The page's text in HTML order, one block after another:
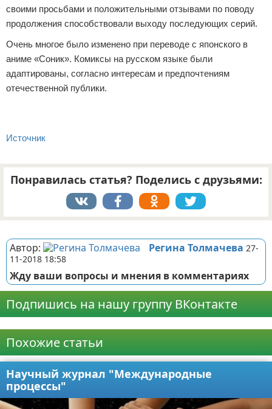
своими просьбами и положительными отзывами по поводу
продолжения способствовали выходу последующих серий.
Очень многое было изменено при переводе с японского в
аниме «Соник». Комиксы на русском языке были
адаптированы, согласно интересам и предпочтениям
отечественной публики.
Источник
Понравилась статья? Поделись с друзьями:
Автор: Регина Толмачева 27-
11-2018 18:58
Жду ваши вопросы и мнения в комментариях
Подпишись на нашу группу ВКонтакте
Похожие статьи
Научный журнал "Международные
процессы"